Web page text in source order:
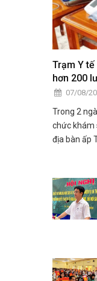
Trạm Y
hơn 200
07/08/
Trong 2
chức khám
địa bàn ấp